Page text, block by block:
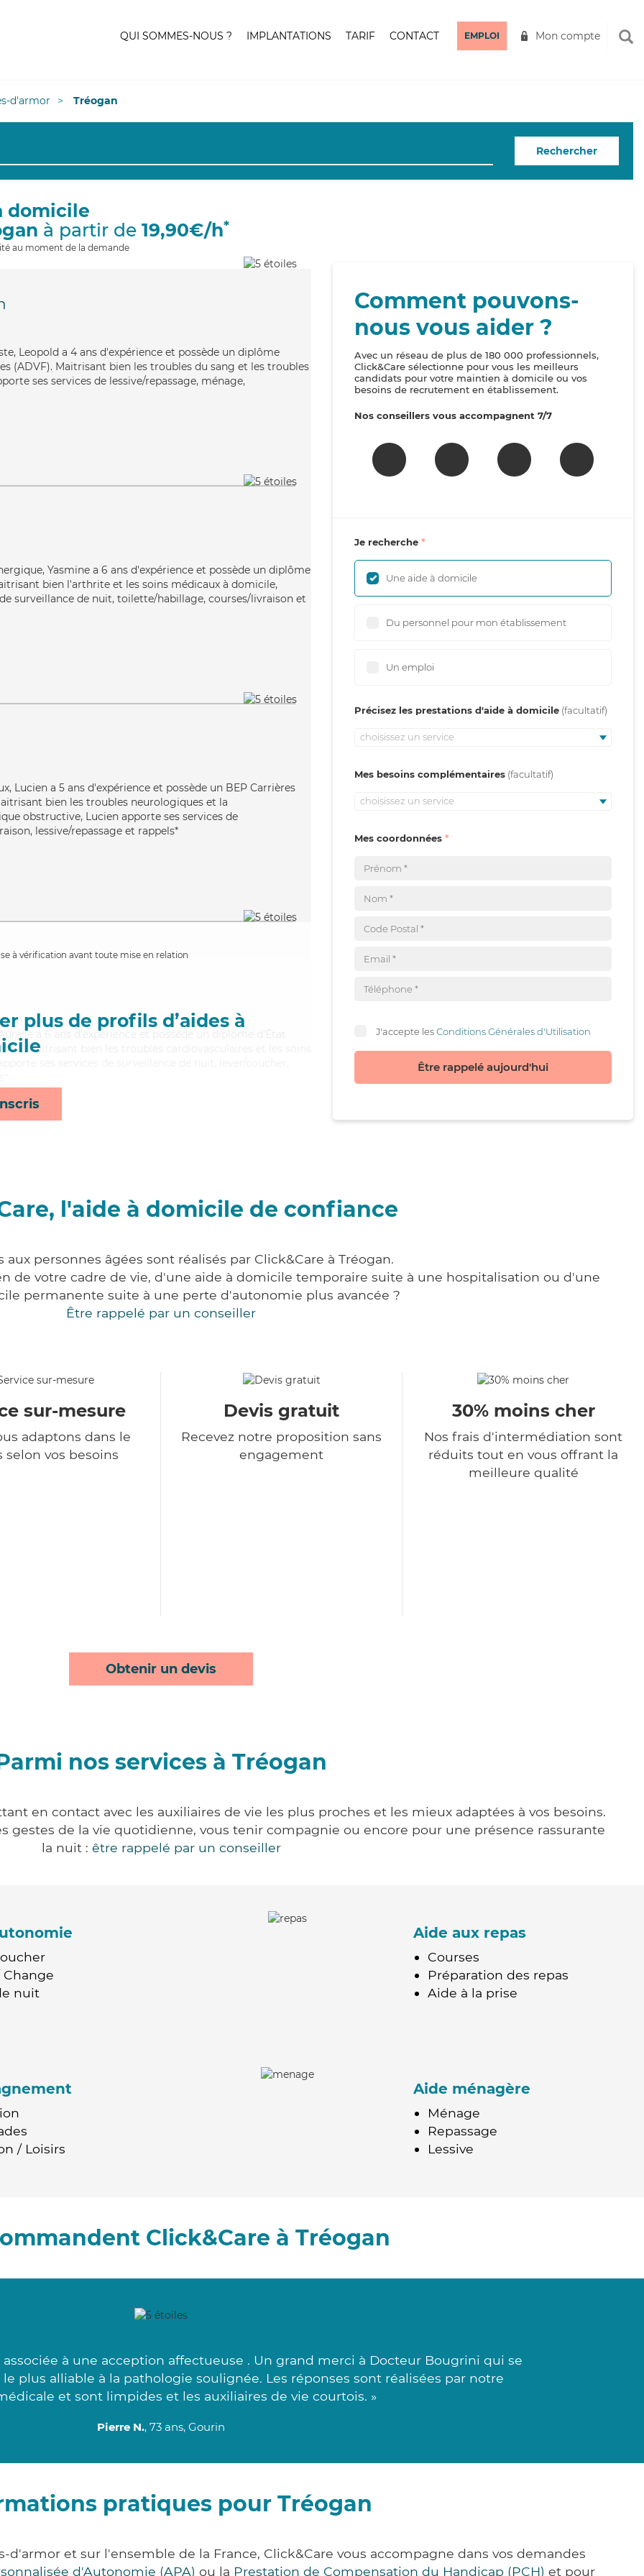
QUI SOMMES-NOUS ? IMPLANTATIONS TARIF CONTACT EMPLOI Mon compte
d'armor Tréogan
Rechercher
domicile
à partir de 19,90€/h*
au moment de la demande
Leopold a 4 ans d'expérience et possède un diplôme
(ADVF). Maitrisant bien les troubles du sang et les troubles
ses services de lessive/repassage, ménage,
Yasmine a 6 ans d'expérience et possède un diplôme
bien l'arthrite et les soins médicaux à domicile,
surveillance de nuit, toilette/habillage, courses/livraison et
Lucien a 5 ans d'expérience et possède un BEP Carrières
bien les troubles neurologiques et la
obstructive, Lucien apporte ses services de
lessive/repassage et rappels*
à vérification avant toute mise en relation
plus de profils d’aides à
a 6 ans d'expérience et possède un diplôme d'État
Maitrisant bien les troubles cardiovasculaires et les soins
Comment pouvons-
nous vous aider ?
Avec un réseau de plus de 180 000 professionnels,
Click&Care sélectionne pour vous les meilleurs
candidats pour votre maintien à domicile ou vos
besoins de recrutement en établissement.
Nos conseillers vous accompagnent 7/7
Je recherche
Une aide à domicile
Du personnel pour mon établissement
Un emploi
Précisez les prestations d'aide à domicile
choisissez un service
Mes besoins complémentaires
choisissez un service
Mes coordonnées
J'accepte lesConditions Générales d'Utilisation
Être rappelé aujourd'hui
l'aide à domicile de confiance
aux personnes âgées sont réalisés par Click&Care à Tréogan.
de votre cadre de vie, d'une aide à domicile temporaire suite à une hospitalisation ou d'une
permanente suite à une perte d'autonomie plus avancée ?
Être rappelé par un conseiller
sur-mesure
adaptons dans le
selon vos besoins
Devis gratuit
Recevez notre proposition sans
engagement
30% moins cher
Nos frais d'intermédiation sont
réduits tout en vous offrant la
meilleure qualité
Obtenir un devis
nos services à Tréogan
en contact avec les auxiliaires de vie les plus proches et les mieux adaptées à vos besoins.
gestes de la vie quotidienne, vous tenir compagnie ou encore pour une présence rassurante
la nuit : être rappelé par un conseiller
nuit
Aide aux repas
Courses
Préparation des repas
Aide à la prise
/ Loisirs
Aide ménagère
Ménage
Repassage
Lessive
Click&Care à Tréogan
à une acception affectueuse . Un grand merci à Docteur Bougrini qui se
plus alliable à la pathologie soulignée. Les réponses sont réalisées par notre
et sont limpides et les auxiliaires de vie courtois. »
Pierre N., 73 ans, Gourin
pratiques pour Tréogan
et sur l'ensemble de la France, Click&Care vous accompagne dans vos demandes
d'Autonomie (APA) ou la Prestation de Compensation du Handicap (PCH) et pour